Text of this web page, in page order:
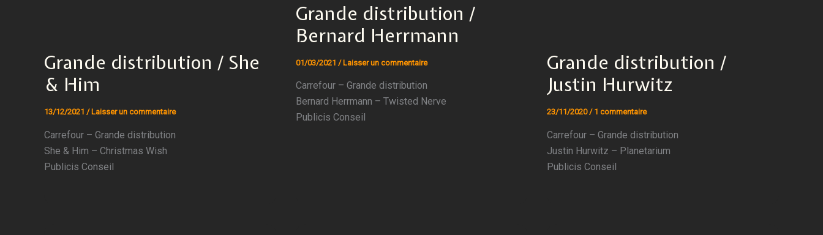
Grande distribution / She
& Him
13/12/2021 / Laisser un commentaire
Carrefour – Grande distribution
She & Him – Christmas Wish
Publicis Conseil
Grande distribution /
Bernard Herrmann
01/03/2021 /Laisser un commentaire
Carrefour – Grande distribution
Bernard Herrmann – Twisted Nerve
Publicis Conseil
Grande distribution /
Justin Hurwitz
23/11/2020/ 1 commentaire
Carrefour – Grande distribution
Justin Hurwitz – Planetarium
Publicis Conseil